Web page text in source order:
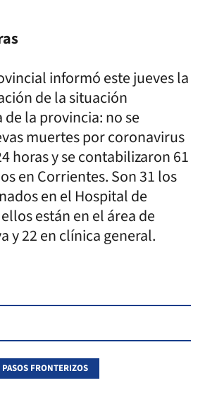
informó este jueves la
de la situación
la provincia: no se
muertes por coronavirus
horas y se contabilizaron 61
en Corrientes. Son 31 los
en el Hospital de
están en el área de
y 22 en clínica general.
PASOS FRONTERIZOS